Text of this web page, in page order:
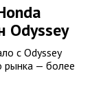
Odyssey
с Odyssey
рынка — более